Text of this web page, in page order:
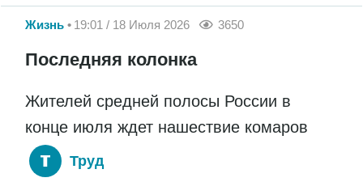
Жизнь 19:01 / 18 Июля 2026 3650
Последняя колонка
Жителей средней полосы России в
конце июля ждет нашествие комаров
Труд